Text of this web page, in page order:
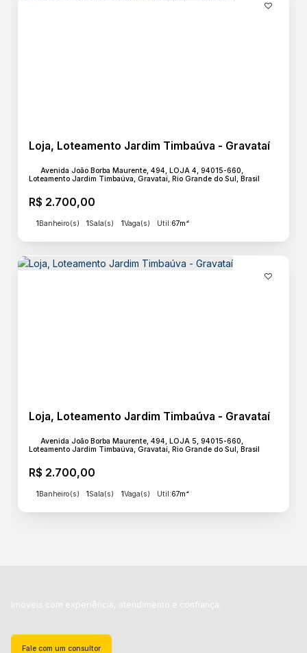
Loja, Loteamento Jardim Timbaúva - Gravataí
R$ 2.700,00
Avenida João Borba Maurente, 494, LOJA 4, 94015-660,
Loteamento Jardim Timbaúva, Gravataí, Rio Grande do Sul, Brasil
1Banheiro(s) 1Sala(s) 1Vaga(s) Útil:67m²
Loja, Loteamento Jardim Timbaúva - Gravataí
R$ 2.700,00
Avenida João Borba Maurente, 494, LOJA 5, 94015-660,
Loteamento Jardim Timbaúva, Gravataí, Rio Grande do Sul, Brasil
1Banheiro(s) 1Sala(s) 1Vaga(s) Útil:67m²
Imóveis com experiência, atendimento e confiança.
Fale com um consultor